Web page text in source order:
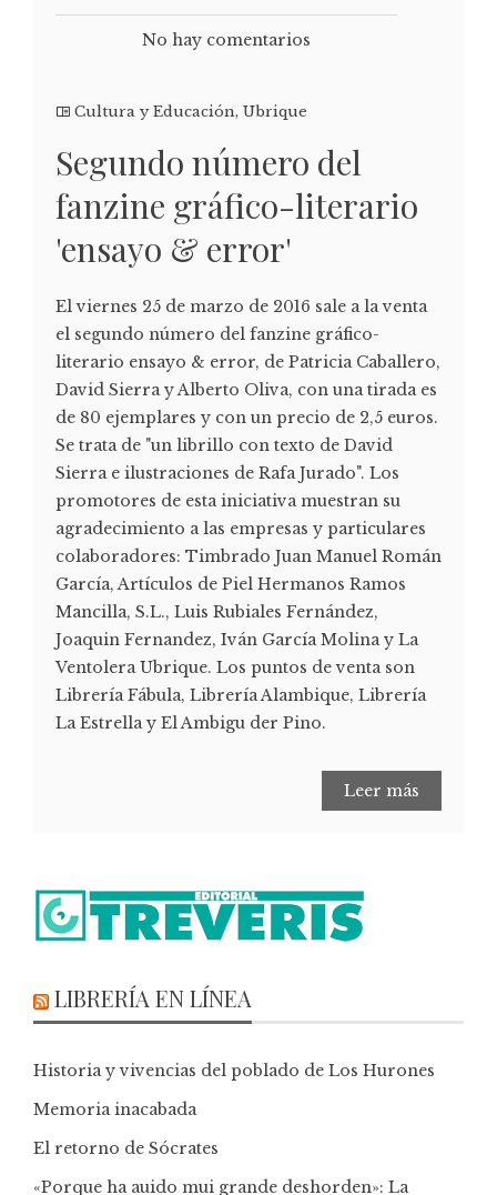
No hay comentarios
Cultura y Educación, Ubrique
Segundo número del
fanzine gráfico-literario
'ensayo & error'
El viernes 25 de marzo de 2016 sale a la venta
el segundo número del fanzine gráfico-
literario ensayo & error, de Patricia Caballero,
David Sierra y Alberto Oliva, con una tirada es
de 80 ejemplares y con un precio de 2,5 euros.
Se trata de "un librillo con texto de David
Sierra e ilustraciones de Rafa Jurado". Los
promotores de esta iniciativa muestran su
agradecimiento a las empresas y particulares
colaboradores: Timbrado Juan Manuel Román
García, Artículos de Piel Hermanos Ramos
Mancilla, S.L., Luis Rubiales Fernández,
Joaquin Fernandez, Iván García Molina y La
Ventolera Ubrique. Los puntos de venta son
Librería Fábula, Librería Alambique, Librería
La Estrella y El Ambigu der Pino.
Leer más
LIBRERÍA EN LÍNEA
Historia y vivencias del poblado de Los Hurones
Memoria inacabada
El retorno de Sócrates
«Porque ha auido mui grande deshorden»: La